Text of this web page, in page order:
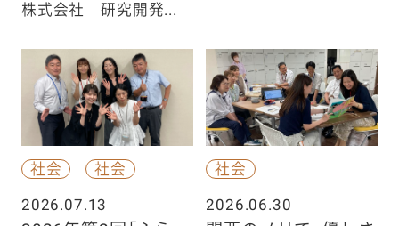
株式会社 研究開発...
社会
社会
2026.07.13
社会
2026.06.30